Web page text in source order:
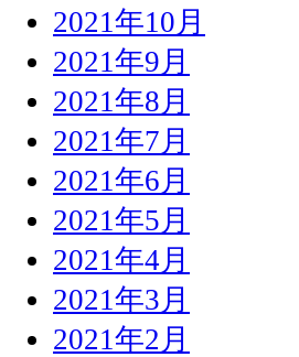
2021年10月
2021年9月
2021年8月
2021年7月
2021年6月
2021年5月
2021年4月
2021年3月
2021年2月